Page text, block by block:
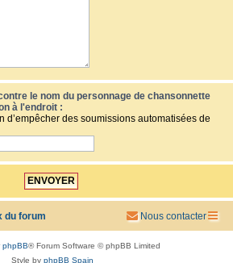
le nom du personnage de chansonnette
à l'endroit :
d’empêcher des soumissions automatisées de
du forum Nous contacter
phpBB® Forum Software © phpBB Limited
Style by phpBB Spain